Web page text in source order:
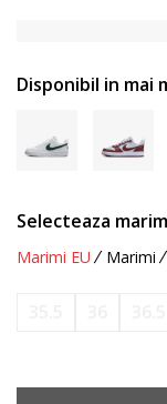
Disponibil in mai
Selecteaza
Marimi EU Marimi